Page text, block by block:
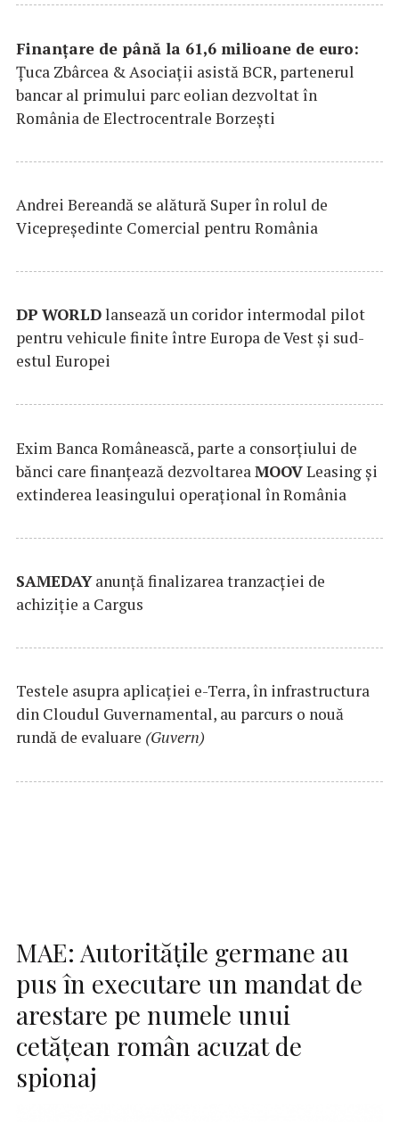
Finanțare de până la 61,6 milioane de euro:
Țuca Zbârcea & Asociații asistă BCR, partenerul
bancar al primului parc eolian dezvoltat în
România de Electrocentrale Borzești
Andrei Bereandă se alătură Super în rolul de
Vicepreședinte Comercial pentru România
DP WORLDlansează un coridor intermodal pilot
pentru vehicule finite între Europa de Vest și sud-
estul Europei
Exim Banca Românească, parte a consorțiului de
bănci care finanțează dezvoltareaMOOVLeasing și
extinderea leasingului operațional în România
SAMEDAYanunță finalizarea tranzacției de
achiziție a Cargus
Testele asupra aplicaţiei e-Terra, în infrastructura
din Cloudul Guvernamental, au parcurs o nouă
rundă de evaluare (Guvern)
MAE: Autorităţile germane au
pus în executare un mandat de
arestare pe numele unui
cetăţean român acuzat de
spionaj